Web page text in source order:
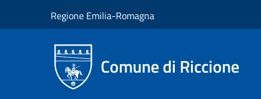
Regione Emilia-Romagna
Comune di Riccione